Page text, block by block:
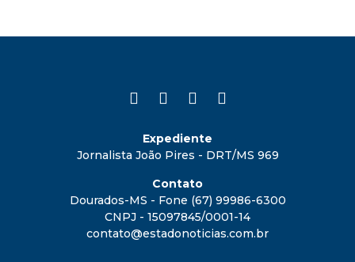
Expediente
Jornalista João Pires - DRT/MS 969
Contato
Dourados-MS - Fone (67) 99986-6300
CNPJ - 15097845/0001-14
contato@estadonoticias.com.br